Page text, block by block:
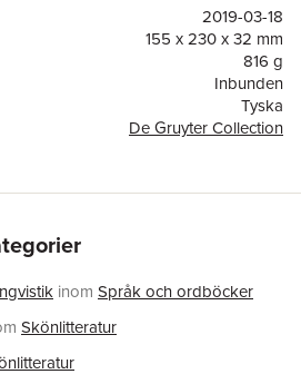
Malduit der Schatzmeister,
~ Hugue li Forz, Witburg ~
A(da)lgis (→ Malgis/Amalgis),
~ Luiserne, Worms ~ Garmaise,
sur-Sûre ~ Ascane, Avroy ~
Pierrepont sowie das doppelte
belassen, doch
mit einem Postskriptum versehen.
Panorama zur Entstehung der
– von der Ogier-, Rolands-,
über Pèlerinage de Charlemagne
bis zu Renaut de Montauban.
2019-03-18
155 x 230 x 32 mm
816 g
Inbunden
Tyska
De Gruyter Collection
De Gruyter
inom Språk och ordböcker
Skönlitteratur